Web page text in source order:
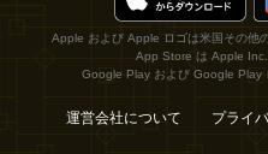
Apple および Apple ロゴは米国その他
App Store は Apple Inc.
Google Play および Google Play
運営会社について プライ